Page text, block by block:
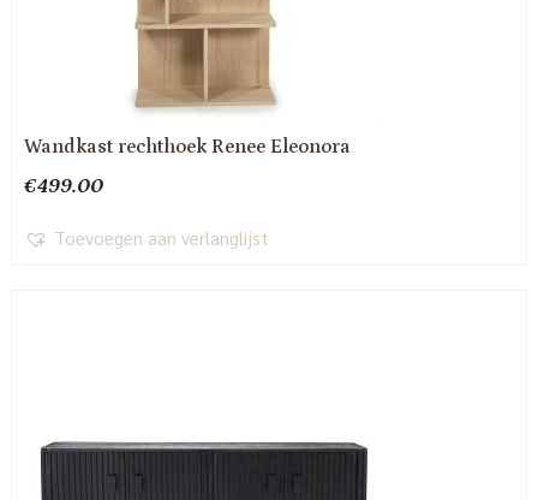
Wandkast rechthoek Renee Eleonora
€499.00
Toevoegen aan verlanglijst